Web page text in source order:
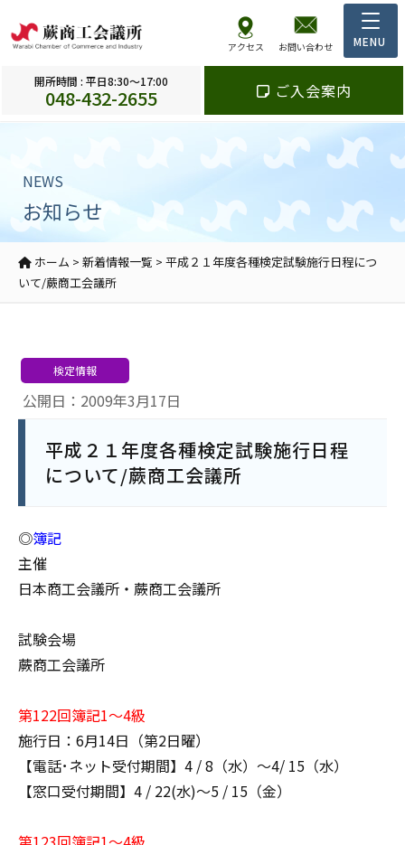
アクセス お問い合わせ
開所時間 : 平日8:30～17:00
048-432-2655 ご入会案内
NEWS
お知らせ
ホーム > 新着情報一覧 > 平成２１年度各種検定試験施行日程につ
いて/蕨商工会議所
公開日：2009年3月17日
検定情報
平成２１年度各種検定試験施行日程
について/蕨商工会議所
◎簿記
主催
日本商工会議所・蕨商工会議所
試験会場
蕨商工会議所
第122回簿記1～4級
施行日：6月14日（第2日曜）
【電話･ネット受付期間】4 / 8（水）～4/ 15（水）
【窓口受付期間】4 / 22(水)～5 / 15（金）